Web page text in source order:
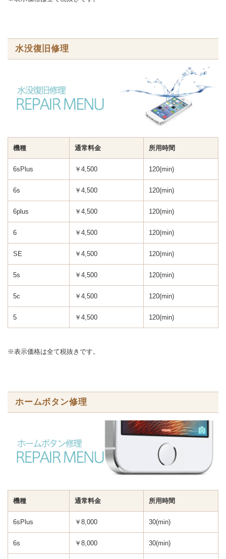
水没復旧修理
機種 通常料金 所用時間
6sPlus ￥4,500 120(min)
6s ￥4,500 120(min)
6plus ￥4,500 120(min)
6 ￥4,500 120(min)
SE ￥4,500 120(min)
5s ￥4,500 120(min)
5c ￥4,500 120(min)
5 ￥4,500 120(min)
※表示価格は全て税抜きです。
ホームボタン修理
機種 通常料金 所用時間
6sPlus ￥8,000 30(min)
6s ￥8,000 30(min)